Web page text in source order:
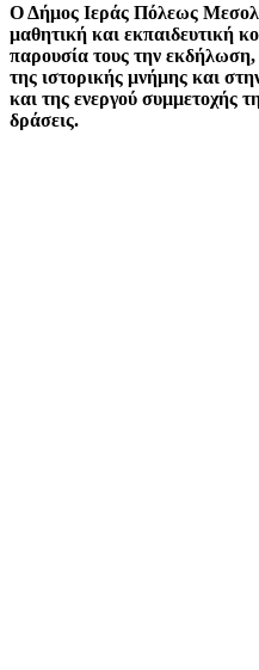
Ο Δήμος Ιεράς Πόλεως
μαθητική και εκπαιδευτική
παρουσία τους την
της ιστορικής μνήμης και
και της ενεργού συμμετοχής
δράσεις.